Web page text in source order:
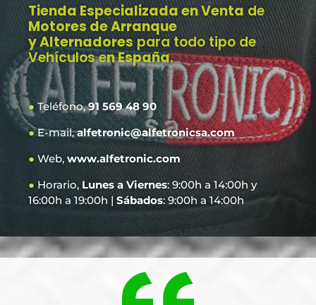
Tienda Especializada en Venta de
Motores de Arranque
y Alternadores para todo tipo de
Vehículos en España.
●Teléfono,91 569 48 90
●E-mail,alfetronic@alfetronicsa.com
● Web, www.alfetronic.com
● Horario, Lunes a Viernes: 9:00h a 14:00h y
16:00h a 19:00h | Sábados: 9:00h a 14:00h